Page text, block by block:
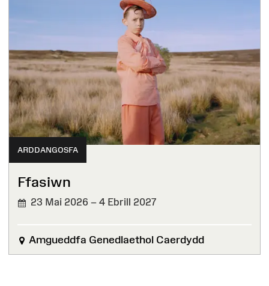
ARDDANGOSFA
Ffasiwn
23 Mai 2026 – 4 Ebrill 2027
Amgueddfa Genedlaethol Caerdydd